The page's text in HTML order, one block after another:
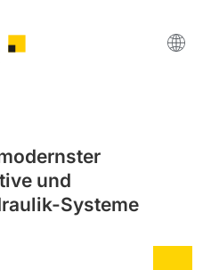
und
Systeme